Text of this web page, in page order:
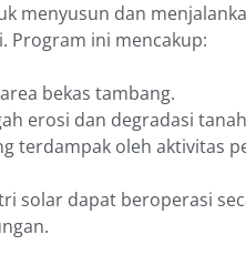
menyusun dan
Program ini mencakup:
bekas tambang.
erosi dan degradasi
terdampak oleh aktivitas
solar dapat beroperasi